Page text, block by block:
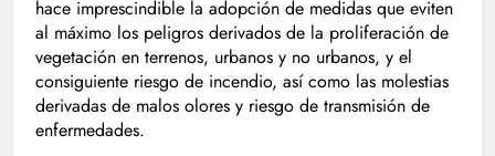
hace imprescindible la adopción de medidas que eviten
al máximo los peligros derivados de la proliferación de
vegetación en terrenos, urbanos y no urbanos, y el
consiguiente riesgo de incendio, así como las molestias
derivadas de malos olores y riesgo de transmisión de
enfermedades.